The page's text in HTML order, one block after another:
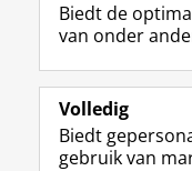
Studiekiezers
Alumni
Over ons
Biedt de
van onder
Volledig
Biedt
gebruik van